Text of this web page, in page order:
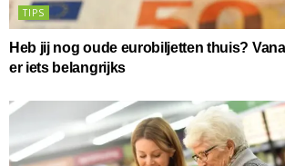
TIPS
Heb jij nog oude eurobiljetten thuis?
er iets belangrijks